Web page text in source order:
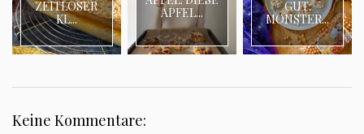
ZEITLOSER
KL...
APFEL...
GUT:
MONSTER...
Keine Kommentare: